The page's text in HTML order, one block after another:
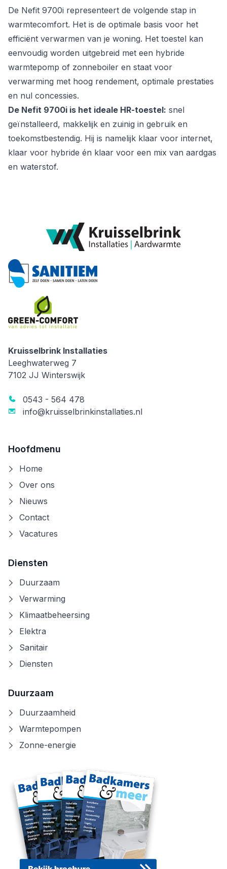
De Nefit 9700i representeert de volgende stap in
warmtecomfort. Het is de optimale basis voor het
efficiënt verwarmen van je woning. Het toestel kan
eenvoudig worden uitgebreid met een hybride
warmtepomp of zonneboiler en staat voor
verwarming met hoog rendement, optimale prestaties
en nul concessies.
De Nefit 9700i is het ideale HR-toestel: snel
geïnstalleerd, makkelijk en zuinig in gebruik en
toekomstbestendig. Hij is namelijk klaar voor internet,
klaar voor hybride én klaar voor een mix van aardgas
en waterstof.
Kruisselbrink Installaties
Kruisselbrink Installaties
Leeghwaterweg 7
7102 JJ Winterswijk
0543 - 564 478
info@kruisselbrinkinstallaties.nl
Hoofdmenu
Home
Over ons
Nieuws
Contact
Vacatures
Diensten
Duurzaam
Verwarming
Klimaatbeheersing
Elektra
Sanitair
Diensten
Duurzaam
Duurzaamheid
Warmtepompen
Zonne-energie